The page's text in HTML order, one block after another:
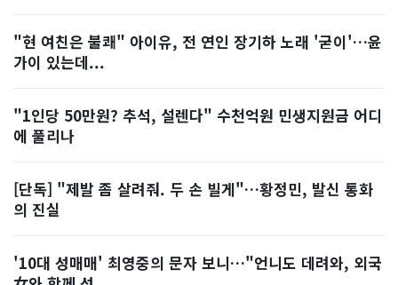
"현 여친은 불쾌" 아이유, 전 연인 장기하 노래 '굳이'…윤
가이 있는데...
"1인당 50만원? 추석, 설렌다" 수천억원 민생지원금 어디
에 풀리나
[단독] "제발 좀 살려줘. 두 손 빌게"…황정민, 발신 통화
의 진실
'10대 성매매' 최영중의 문자 보니…"언니도 데려와, 외국